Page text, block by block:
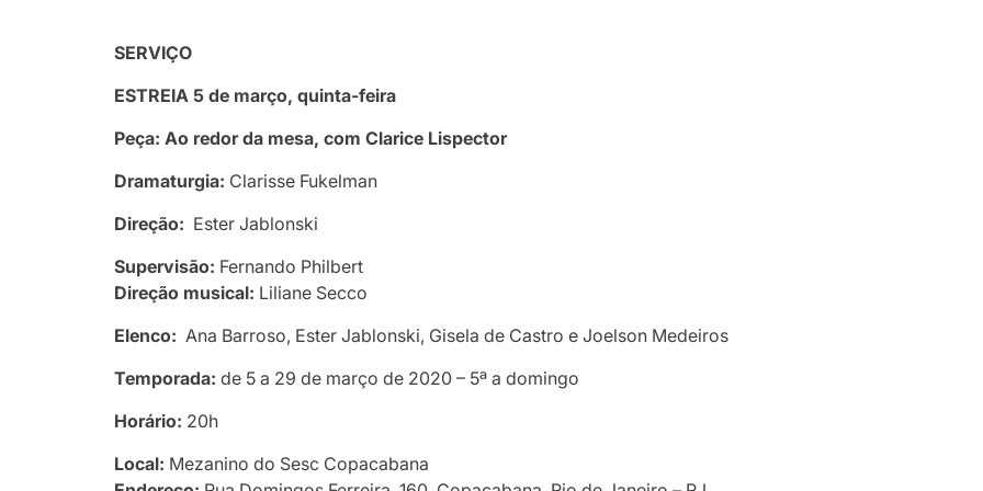
SERVIÇO
ESTREIA 5 de março, quinta-feira
Peça: Ao redor da mesa, com Clarice Lispector
Dramaturgia: Clarisse Fukelman
Direção: Ester Jablonski
Supervisão: Fernando Philbert
Direção musical: Liliane Secco
Elenco:Ana Barroso, Ester Jablonski, Gisela de Castro e Joelson Medeiros
Temporada: de 5 a 29 de março de 2020 – 5ª a domingo
Horário: 20h
Local: Mezanino do Sesc Copacabana